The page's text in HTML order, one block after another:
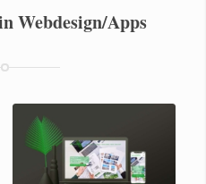
Webdesign/Apps